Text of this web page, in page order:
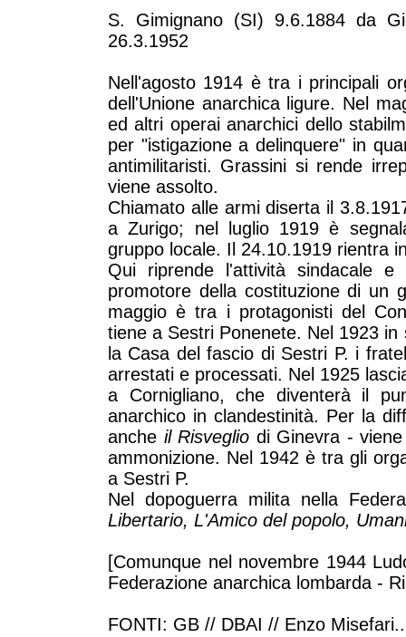
S. Gimignano (SI) 9.6.1884 da
26.3.1952
Nell'agosto 1914 è tra i principali
dell'Unione anarchica ligure. Nel
ed altri operai anarchici dello
per "istigazione a delinquere" in
antimilitaristi. Grassini si rende
viene assolto.
Chiamato alle armi diserta il
a Zurigo; nel luglio 1919 è
gruppo locale. Il 24.10.1919 rientra
Qui riprende l'attività sindacale
promotore della costituzione di un
maggio è tra i protagonisti del
tiene a Sestri Ponenete. Nel 1923
la Casa del fascio di Sestri P. i
arrestati e processati. Nel 1925
a Cornigliano, che diventerà il
anarchico in clandestinità. Per la
anche il Risveglio di Ginevra -
ammonizione. Nel 1942 è tra gli
a Sestri P.
Nel dopoguerra milita nella
Libertario, L'Amico del popolo,
[Comunque nel novembre 1944
Federazione anarchica lombarda -
FONTI: GB // DBAI // Enzo